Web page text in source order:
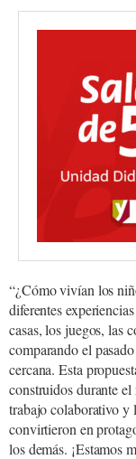
“¿Cómo vivían los
diferentes
casas, los juegos, las
comparando el
cercana. Esta
construidos durante
trabajo colaborativo y
convirtieron en
los demás. ¡Estamos